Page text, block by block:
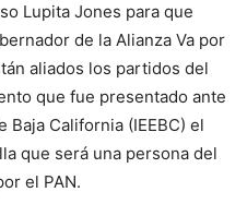
Lupita Jones para que
de la Alianza Va por
aliados los partidos del
que fue presentado ante
Baja California (IEEBC) el
que será una persona del
el PAN.